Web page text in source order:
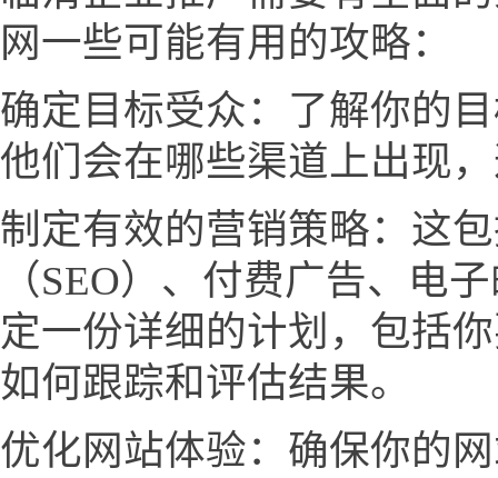
网一些可能有用的攻略：
确定目标受众：了解你的
他们会在哪些渠道上出现
制定有效的营销策略：这
（SEO）、付费广告、电
定一份详细的计划，包括
如何跟踪和评估结果。
优化网站体验：确保你的